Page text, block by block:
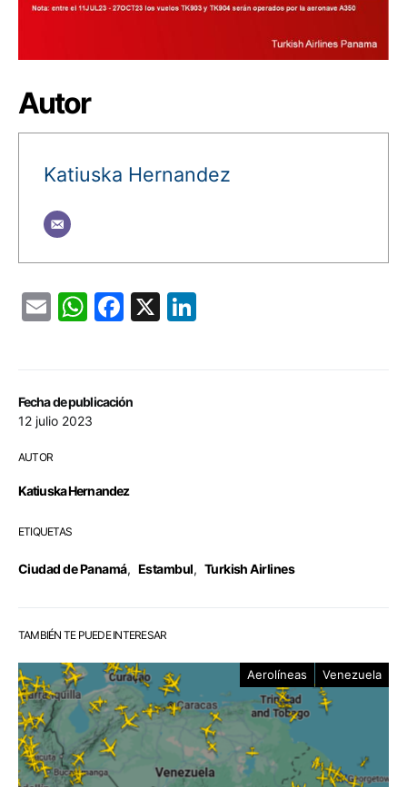
Fecha de publicación
12 julio 2023
AUTOR
Katiuska Hernandez
ETIQUETAS
Ciudad de Panamá, Estambul, Turkish Airlines
Autor
Katiuska Hernandez
EmailWhatsApp
Facebook
X
TAMBIÉN TE PUEDE INTERESAR
Aerolíneas Venezuela